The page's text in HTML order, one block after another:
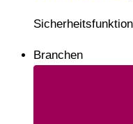
Branchen